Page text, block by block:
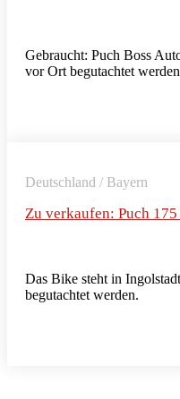
Gebraucht: Puch Boss
vor Ort begutachtet
Deutschland / Bayern
Zu verkaufen: Puch
Das Bike steht in
begutachtet werden.